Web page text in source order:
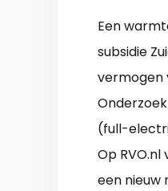
Een
subsidie
vermogen
(full-
Op
een nieuw